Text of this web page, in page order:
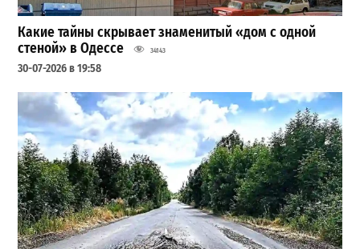
Какие тайны скрывает знаменитый «дом с одной
стеной» в Одессе
34143
30-07-2026 в 19:58